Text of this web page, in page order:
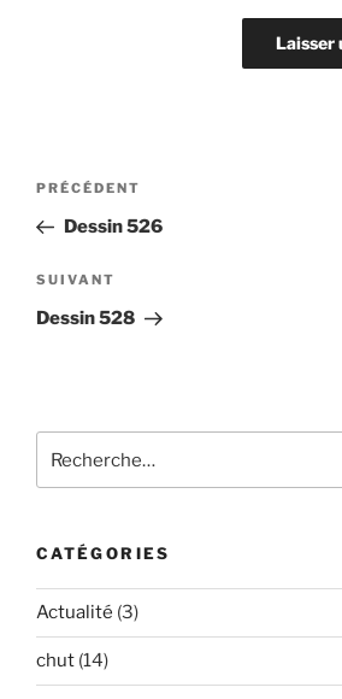
Navigation
l’article
Article
précédent
PRÉCÉDENT
Dessin 526
Article
suivant
SUIVANT
Dessin 528
pour
CATÉGORIES
Actualité (3)
chut (14)